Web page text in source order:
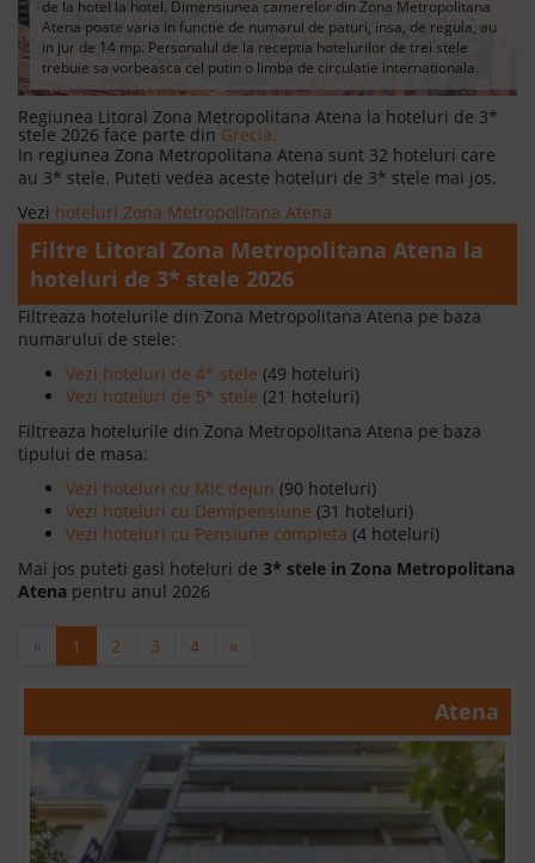
de la hotel la hotel. Dimensiunea camerelor din Zona Metropolitana
Atena poate varia in functie de numarul de paturi, insa, de regula, au
in jur de 14 mp. Personalul de la receptia hotelurilor de trei stele
trebuie sa vorbeasca cel putin o limba de circulatie internationala.
Regiunea Litoral Zona Metropolitana Atena la hoteluri de 3*
stele 2026 face parte din Grecia.
In regiunea Zona Metropolitana Atena sunt 32 hoteluri care
au 3* stele. Puteti vedea aceste hoteluri de 3* stele mai jos.
Vezi hoteluri Zona Metropolitana Atena
Filtre Litoral Zona Metropolitana Atena la
hoteluri de 3* stele 2026
Filtreaza hotelurile din Zona Metropolitana Atena pe baza
numarului de stele:
Vezi hoteluri de 4* stele (49 hoteluri)
Vezi hoteluri de 5* stele (21 hoteluri)
Filtreaza hotelurile din Zona Metropolitana Atena pe baza
tipului de masa:
Vezi hoteluri cu Mic dejun (90 hoteluri)
Vezi hoteluri cu Demipensiune (31 hoteluri)
Vezi hoteluri cu Pensiune completa (4 hoteluri)
Mai jos puteti gasi hoteluri de 3* stele in Zona Metropolitana
Atena pentru anul 2026
« 1 2 3 4 »
Atena